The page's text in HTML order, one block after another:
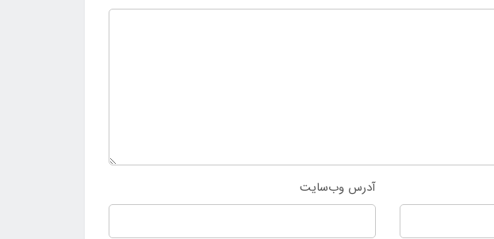
آدرس وب‌سایت